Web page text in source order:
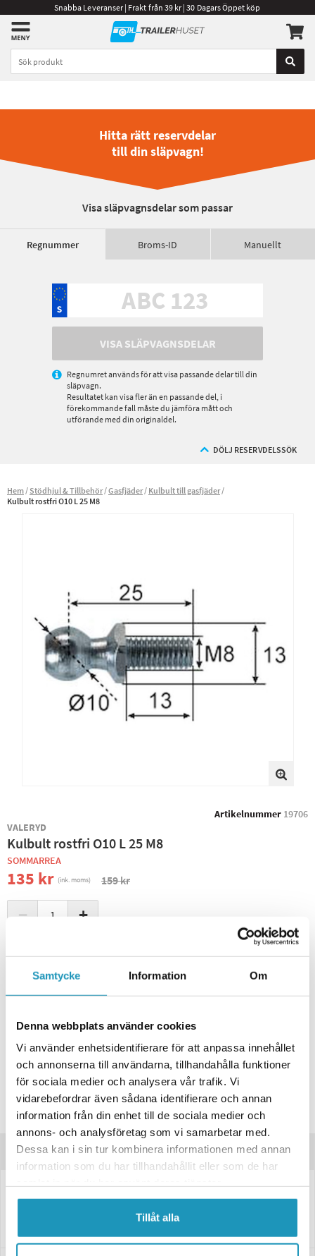
Samtycke Information Om
Denna webbplats använder cookies
Vi använder enhetsidentifierare för att anpassa innehållet
och annonserna till användarna, tillhandahålla funktioner
för sociala medier och analysera vår trafik. Vi
vidarebefordrar även sådana identifierare och annan
information från din enhet till de sociala medier och
annons- och analysföretag som vi samarbetar med.
Dessa kan i sin tur kombinera informationen med annan
information som du har tillhandahållit eller som de har
Tillåt alla
Snabba Leveranser | Frakt från 39 kr | 30 Dagars Öppet köp
Hitta rätt reservdelar
till din släpvagn!
Visa släpvagnsdelar som passar
Regnummer Broms-ID Manuellt
VISA SLÄPVAGNSDELAR
Regnumret används för att visa passande delar till din
släpvagn.
Resultatet kan visa fler än en passande del, i
förekommande fall måste du jämföra mått och
utförande med din originaldel.
DÖLJ RESERVDELSSÖK
Hem Stödhjul & Tillbehör Gasfjäder Kulbult till gasfjäder
Kulbult rostfri O10 L 25 M8
Artikelnummer 19706
VALERYD
Kulbult rostfri O10 L 25 M8
SOMMARREA
135 kr (ink. moms) 159 kr
− +
+ LÄGG I KUNDVAGN
ONLINELAGER
Skickas inom 4-6 Arbetsdagar
BUTIKSLAGER 0 I LAGER
Lägsta pris de senaste 30-dagarna: 135 kr
Leverans- & Returinformation
Spara produkt
Frågor om produkten?
Produktinformation
Rostfri kulbult Ø10 mm, längd 25 mm, gänga M8
Med en kuldiameter på 10 mm, total längd på 25 mm och M8-gänga